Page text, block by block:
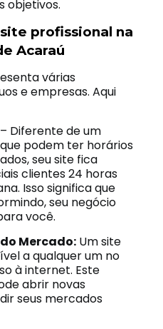
objetivos.
profissional na
Acaraú
várias
e empresas. Aqui
– Diferente de um
podem ter horários
seu site fica
clientes 24 horas
Isso significa que
seu negócio
você.
Mercado:Um site
a qualquer um no
à internet. Este
abrir novas
seus mercados